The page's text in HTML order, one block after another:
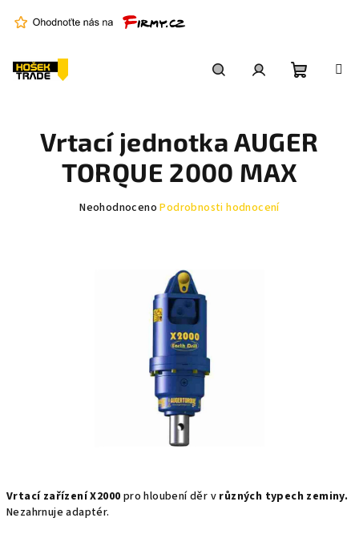
košík
Vrtací zařízení X2000 pro hloubení děr v různých typech zeminy.
Nezahrnuje adaptér.
Vrtací jednotka AUGER
TORQUE 2000 MAX
Průměrné
Neohodnoceno Podrobnosti hodnocení